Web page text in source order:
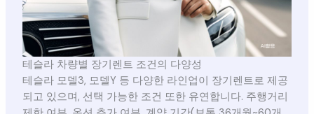
테슬라 차량별 장기렌트 조건의 다양성
테슬라 모델3, 모델Y 등 다양한 라인업이 장기렌트로 제공
되고 있으며, 선택 가능한 조건 또한 유연합니다. 주행거리